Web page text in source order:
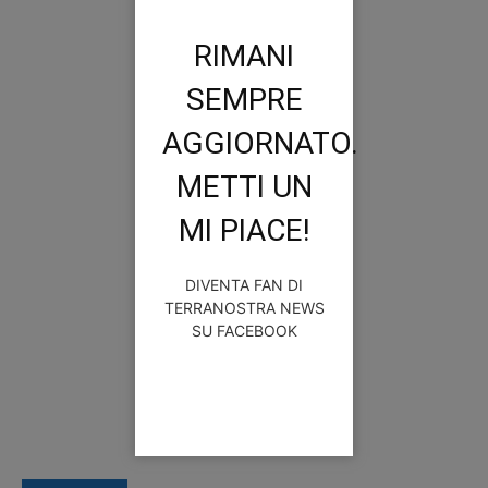
RIMANI
SEMPRE
AGGIORNATO.
METTI UN
MI PIACE!
DIVENTA FAN DI
TERRANOSTRA NEWS
SU FACEBOOK